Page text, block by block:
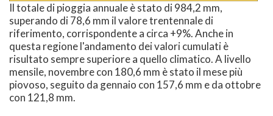
Il totale di pioggia annuale è stato di 984,2 mm,
superando di 78,6 mm il valore trentennale di
riferimento, corrispondente a circa +9%. Anche in
questa regione l'andamento dei valori cumulati è
risultato sempre superiore a quello climatico. A livello
mensile, novembre con 180,6 mm è stato il mese più
piovoso, seguito da gennaio con 157,6 mm e da ottobre
con 121,8 mm.